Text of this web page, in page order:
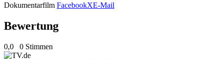
Dokumentarfilm FacebookXE-Mail
Bewertung
0,0 0 Stimmen